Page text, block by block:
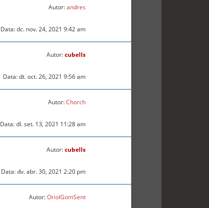
Autor:andres
Data: dc. nov. 24, 2021 9:42 am
Autor:cubells
Data: dt. oct. 26, 2021 9:56 am
Autor:Chorch
Data: dl. set. 13, 2021 11:28 am
Autor:cubells
Data: dv. abr. 30, 2021 2:20 pm
Autor:OriolGomSent